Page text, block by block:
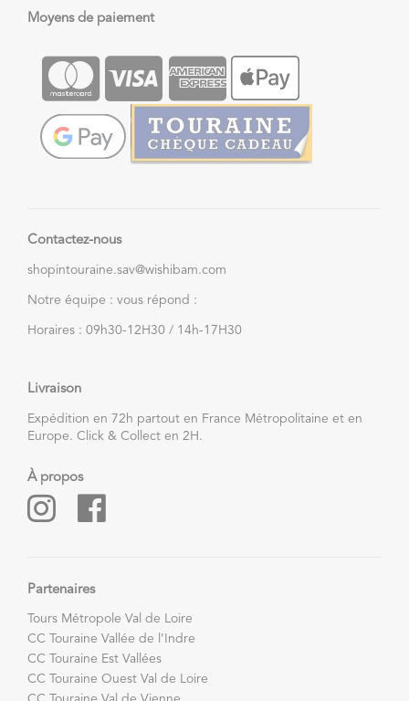
Moyens de paiement
Contactez-nous
shopintouraine.sav@wishibam.com
Notre équipe : vous répond :
Horaires : 09h30-12H30 / 14h-17H30
Livraison
Expédition en 72h partout en France Métropolitaine et en
Europe. Click & Collect en 2H.
À propos
Partenaires
Tours Métropole Val de Loire
CC Touraine Vallée de l’Indre
CC Touraine Est Vallées
CC Touraine Ouest Val de Loire